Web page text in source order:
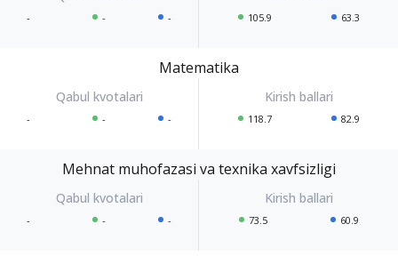
- - - 105.9 63.3
Matematika
- - - 118.7 82.9
Mehnat muhofazasi va texnika xavfsizligi
- - - 73.5 60.9